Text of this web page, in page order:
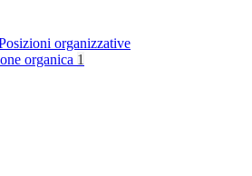
organizzative
organica 1